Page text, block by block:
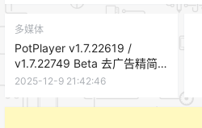
多媒体
PotPlayer v1.7.22619 /
v1.7.22749 Beta 去广告精简
绿色版
2025-12-9 21:42:46